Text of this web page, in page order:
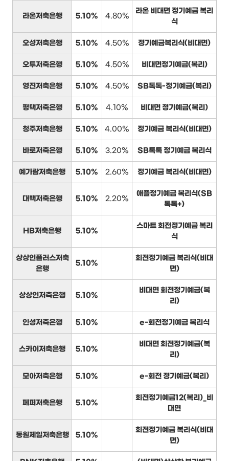
라온저축은행 5.10% 4.80%
라온 비대면 정기예금 복리
식
오성저축은행 5.10% 4.50% 정기예금복리식(비대면)
오투저축은행 5.10% 4.50% 비대면정기예금(복리)
영진저축은행 5.10% 4.50% SB톡톡-정기예금(복리)
평택저축은행 5.10% 4.10% 비대면 정기예금(복리)
청주저축은행 5.10% 4.00% 정기예금 복리식(비대면)
바로저축은행 5.10% 3.20% SB톡톡 정기예금 복리식
예가람저축은행 5.10% 2.60% 정기예금 복리식(비대면)
대백저축은행 5.10% 2.20%
애플정기예금 복리식(SB
톡톡+)
HB저축은행 5.10%
스마트 회전정기예금 복리
식
상상인플러스저축
은행
5.10%
회전정기예금 복리식(비대
면)
상상인저축은행 5.10%
비대면 회전정기예금(복
리)
인성저축은행 5.10% e-회전정기예금 복리식
스카이저축은행 5.10%
비대면 회전정기예금(복
리)
모아저축은행 5.10% e-회전 정기예금(복리)
페퍼저축은행 5.10%
회전정기예금12(복리)_비
대면
동원제일저축은행 5.10%
회전정기예금 복리식(비대
면)